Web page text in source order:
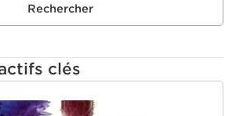
Rechercher
clés